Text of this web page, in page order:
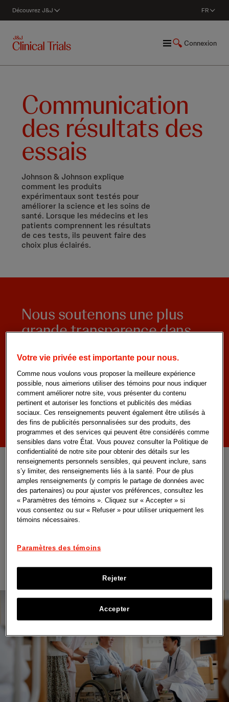
Découvrez J&J FR
Connexion
Communication
des résultats des
essais
Johnson & Johnson explique
comment les produits
expérimentaux sont testés pour
améliorer la science et les soins de
santé. Lorsque les médecins et les
patients comprennent les résultats
de ces tests, ils peuvent faire des
choix plus éclairés.
Nous soutenons une plus
grande transparence dans
communiquant des
renseignements au public.
En savoir plus sur notre engagement envers la transparence
Les essais sont enregistrés et les
résultats sont disponibles sur des
et les données des participants
Votre vie privée est importante pour nous.
Comme nous voulons vous proposer la meilleure expérience
possible, nous aimerions utiliser des témoins pour nous indiquer
comment améliorer notre site, vous présenter du contenu
pertinent et autoriser les fonctions et publicités des médias
sociaux. Ces renseignements peuvent également être utilisés à
des fins de publicités personnalisées sur des produits, des
programmes et des services qui peuvent être considérés comme
sensibles dans votre État. Vous pouvez consulter la Politique de
confidentialité de notre site pour obtenir des détails sur les
renseignements personnels sensibles, qui peuvent inclure, sans
s’y limiter, des renseignements liés à la santé. Pour de plus
amples renseignements (y compris le partage de données avec
des partenaires) ou pour ajuster vos préférences, consultez les
« Paramètres des témoins ». Cliquez sur « Accepter » si
vous consentez ou sur « Refuser » pour utiliser uniquement les
témoins nécessaires.
Paramètres des témoins
Rejeter
Accepter